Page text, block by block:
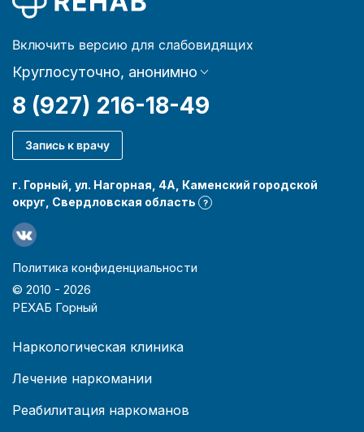
Включить версию для слабовидящих
Круглосуточно, анонимно
8 (927) 216-18-49
Запись к врачу
г. Горный, ул. Нагорная, 4А, Каменский городской
округ, Свердловская область
?
Политика конфиденциальности
© 2010 - 2026
РЕХАБ Горный
Наркологическая клиника
Лечение наркомании
Реабилитация наркоманов